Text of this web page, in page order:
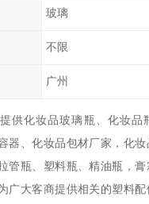
玻璃
不限
广州
供化妆品玻璃瓶、化妆品
器、化妆品包材厂家，化
管瓶、塑料瓶、精油瓶，
广大客商提供相关的塑料